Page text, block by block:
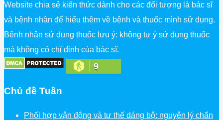
Website chia sẻ kiến thức dành cho các đối tượng là bác sĩ
và bệnh nhân để hiểu thêm về bệnh và thuốc mình sử dụng.
Bệnh nhân sử dụng thuốc lưu ý: không tự ý sử dụng thuốc
mà không có chỉ định của bác sĩ.
9
Chủ đề Tuần
Phối hợp vận động và tư thế dáng bộ: nguyên lý chẩn